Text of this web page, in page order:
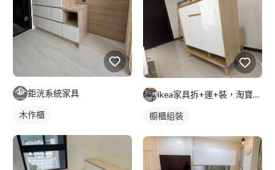
鉅洸系統家具
木作櫃
ikea家具拆+運+裝，淘寶傢俱組裝，家具維修
櫥櫃組裝